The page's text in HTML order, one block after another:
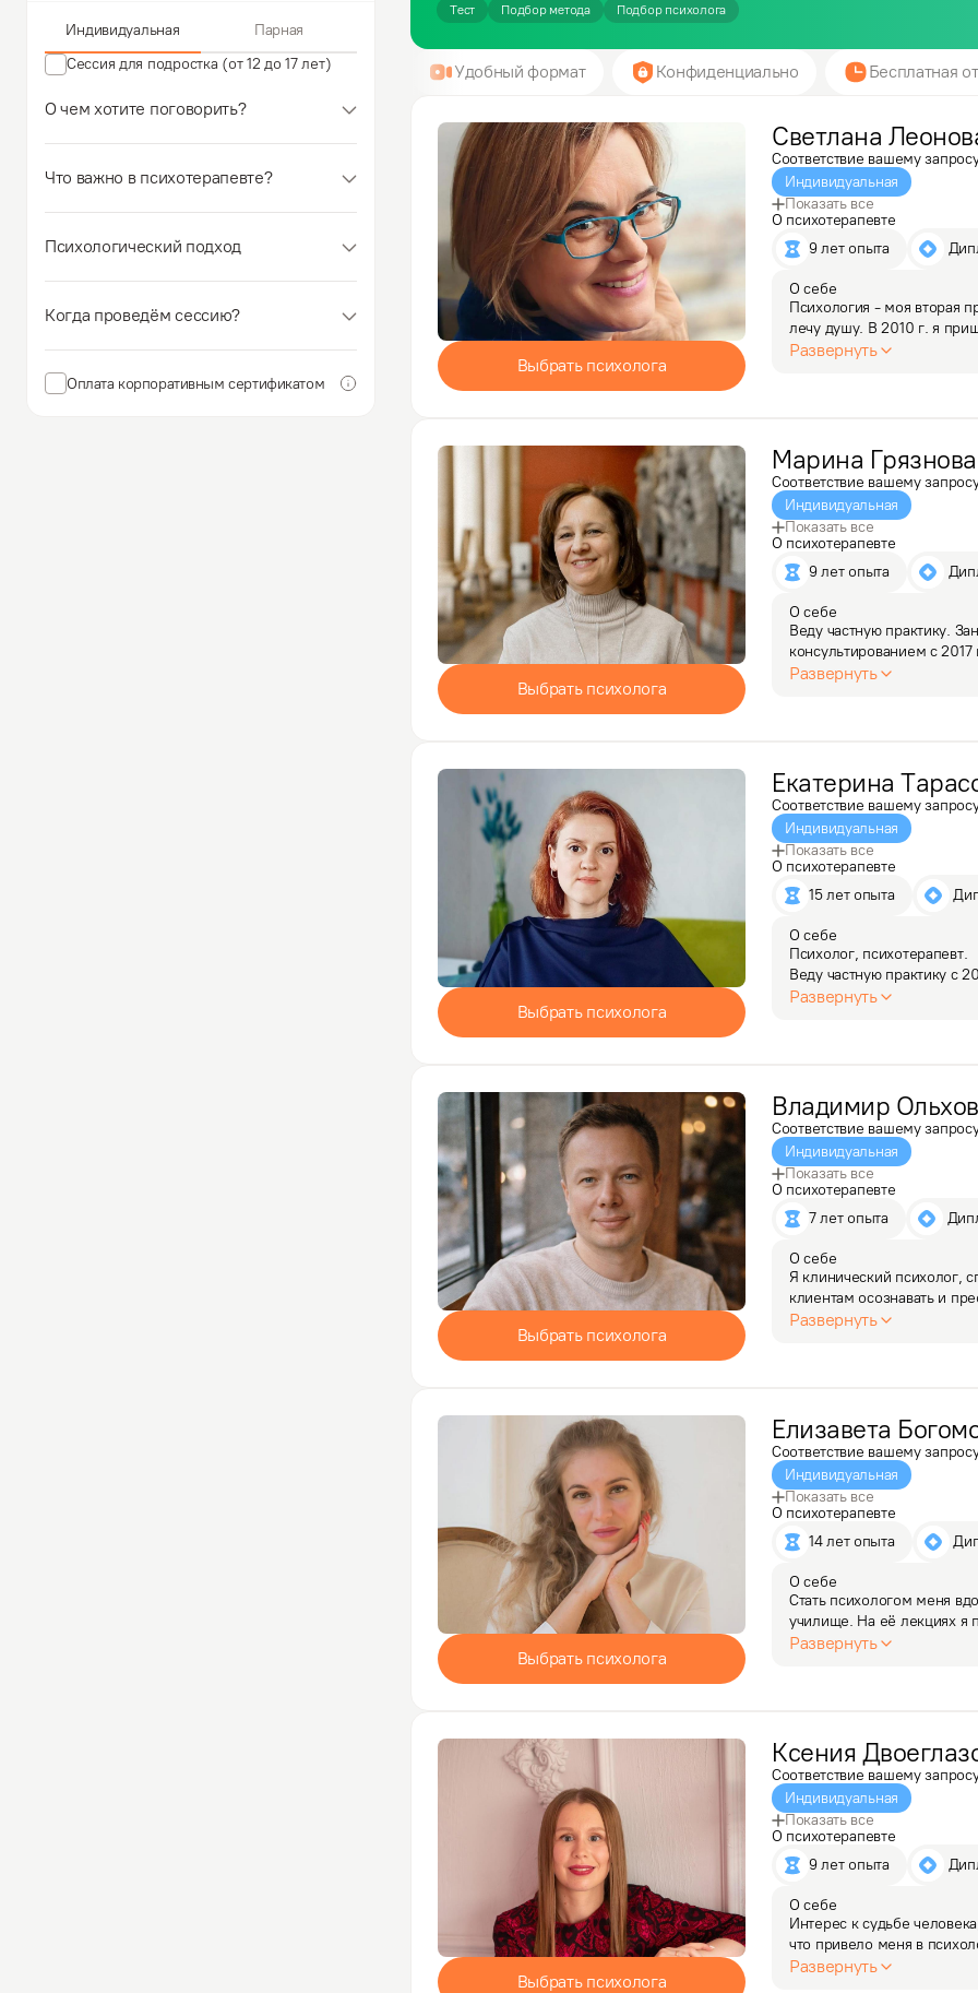
Индивидуальная
Парная
Сессия для подростка (от 12 до 17 лет)
О чем хотите поговорить?
Что важно в психотерапевте?
Психологический подход
Когда проведём сессию?
Оплата корпоративным сертификатом
Тест Подбор метода Подбор психолога
Удобный формат Конфиденциально Бесплатная
Выбрать психолога
Cветлана
Соответствие вашему
Индивидуальная
Показать все
О психотерапевте
9 лет опыта
О себе
Психология - моя вторая
лечу душу. В 2010 г. я
психотерапевт и учитель)
Развернуть
Выбрать психолога
Марина Грязнова
Соответствие вашему
Индивидуальная
Показать все
О психотерапевте
9 лет опыта
О себе
Веду частную практику.
консультированием с 2017
Развернуть
Выбрать психолога
Екатерина
Соответствие вашему
Индивидуальная
Показать все
О психотерапевте
15 лет опыта
О себе
Психолог, психотерапевт.
Веду частную практику с
внутриличностные и
Развернуть
Выбрать психолога
Владимир
Соответствие вашему
Индивидуальная
Показать все
О психотерапевте
7 лет опыта
О себе
Я клинический психолог,
клиентам осознавать и
травматический опыт и
Развернуть
Выбрать психолога
Елизавета
Соответствие вашему
Индивидуальная
Показать все
О психотерапевте
14 лет опыта
О себе
Стать психологом меня
училище. На её лекциях я
задаваться вопросами:
Развернуть
Выбрать психолога
Ксения
Соответствие вашему
Индивидуальная
Показать все
О психотерапевте
9 лет опыта
О себе
Интерес к судьбе
что привело меня в
и таланты. Так
Развернуть